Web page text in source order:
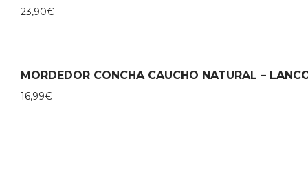
23,90€
MORDEDOR CONCHA CAUCHO NATURAL –
16,99€